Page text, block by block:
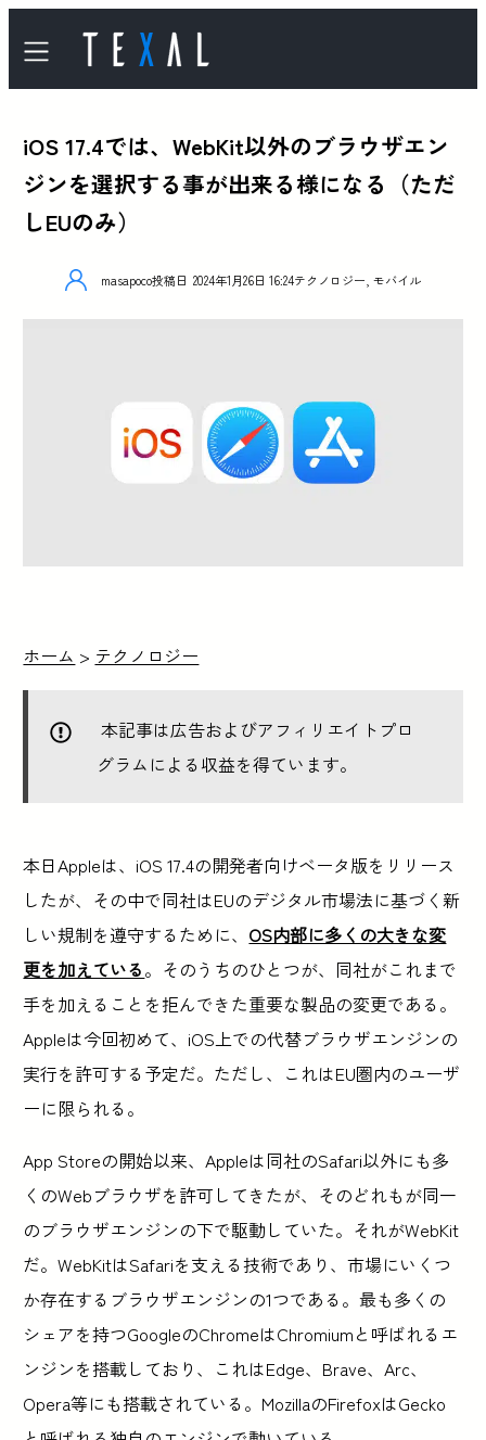
iOS 17.4では、WebKit以外のブラウザエン
ジンを選択する事が出来る様になる（ただ
しEUのみ）
masapoco投稿日 2024年1月26日 16:24テクノロジー モバイル
ホーム > テクノロジー
本記事は広告およびアフィリエイトプロ
グラムによる収益を得ています。
本日Appleは、iOS 17.4の開発者向けベータ版をリリース
したが、その中で同社はEUのデジタル市場法に基づく新
しい規制を遵守するために、 OS内部に多くの大きな変
更を加えている。そのうちのひとつが、同社がこれまで
手を加えることを拒んできた重要な製品の変更である。
Appleは今回初めて、iOS上での代替ブラウザエンジンの
実行を許可する予定だ。ただし、これはEU圏内のユーザ
ーに限られる。
App Storeの開始以来、Appleは同社のSafari以外にも多
くのWebブラウザを許可してきたが、そのどれもが同一
のブラウザエンジンの下で駆動していた。それがWebKit
だ。WebKitはSafariを支える技術であり、市場にいくつ
か存在するブラウザエンジンの1つである。最も多くの
シェアを持つGoogleのChromeはChromiumと呼ばれるエ
ンジンを搭載しており、これはEdge、Brave、Arc、
Opera等にも搭載されている。MozillaのFirefoxはGecko